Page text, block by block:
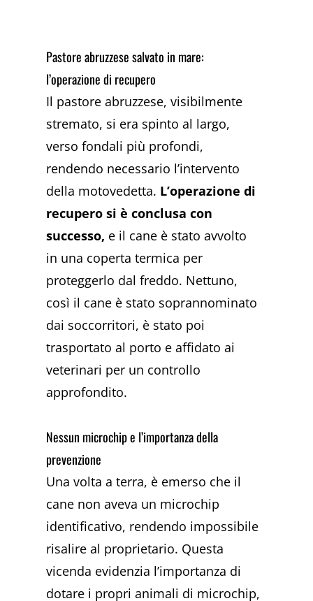
Pastore abruzzese salvato in mare:
l’operazione di recupero
Il pastore abruzzese, visibilmente
stremato, si era spinto al largo,
verso fondali più profondi,
rendendo necessario l’intervento
della motovedetta. L’operazione di
recupero si è conclusa con
successo, e il cane è stato avvolto
in una coperta termica per
proteggerlo dal freddo. Nettuno,
così il cane è stato soprannominato
dai soccorritori, è stato poi
trasportato al porto e affidato ai
veterinari per un controllo
approfondito.
Nessun microchip e l’importanza della
prevenzione
Una volta a terra, è emerso che il
cane non aveva un microchip
identificativo, rendendo impossibile
risalire al proprietario. Questa
vicenda evidenzia l’importanza di
dotare i propri animali di microchip,